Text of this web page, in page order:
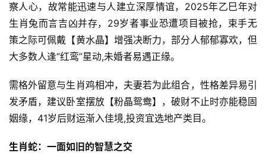
察人心，故常能迅速与人建立深厚情谊，2025年乙巳年对
生肖兔而言吉凶并存，29岁者事业恐遭项目被抢，束手无
策之际可佩戴【黄水晶】增强决断力，部分人郁郁寡欢，但
大多数人逢“红鸾”星动,未婚者易遇正缘。
需格外留意与生肖鸡相冲，夫妻若为此组合，性格差异易引
发矛盾，建议卧室摆放【粉晶鸳鸯】，破财不止时亦能稳固
姻缘，41岁后财运渐入佳境,投资宜选地产类目。
生肖蛇：一面如旧的智慧之交